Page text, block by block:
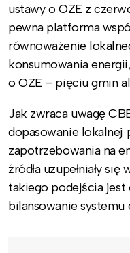
ustawy o OZE z
pewna platforma
równoważenie
konsumowania
o OZE – pięciu gmin
Jak zwraca uwagę
dopasowanie
zapotrzebowania na
źródła uzupełniały
takiego podejścia
bilansowanie systemu